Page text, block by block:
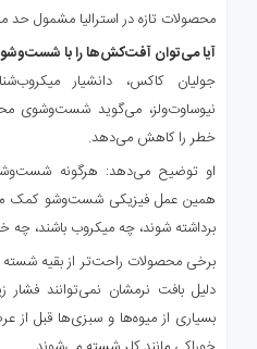
محصولات تازه در استرالیا مشمول
آیا می‌توان آفت‌کش‌ها را با شست‌وشو
جولیان کاکس، دانشیار
نیوساوت‌ولز، می‌گوید شست‌وشوی
خطر را کاهش می‌دهد.
او توضیح می‌دهد: هرگونه
همین عمل فیزیکی شست‌وشو کمک
برداشته شوند، چه میکروب باشند، چه
برخی محصولات راحت‌تر از بقیه
دلیل بافت نرمشان نمی‌توانند فشار
بسیاری از میوه‌ها و سبزی‌ها قبل از